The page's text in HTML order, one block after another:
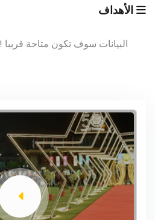
الأهداف
البيانات سوف تكون متاحة قريبا